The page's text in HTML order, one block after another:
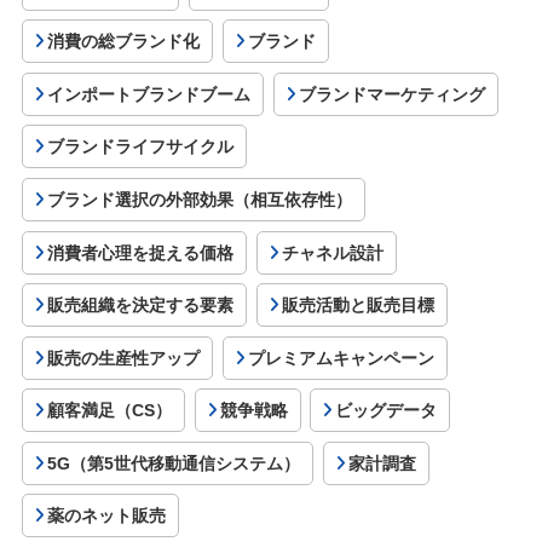
消費の総ブランド化 ブランド
インポートブランドブーム ブランドマーケティング
ブランドライフサイクル
ブランド選択の外部効果（相互依存性）
消費者心理を捉える価格 チャネル設計
販売組織を決定する要素 販売活動と販売目標
販売の生産性アップ プレミアムキャンペーン
顧客満足（CS） 競争戦略 ビッグデータ
5G（第5世代移動通信システム） 家計調査
薬のネット販売